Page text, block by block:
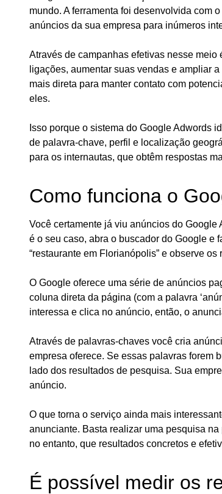
mundo. A ferramenta foi desenvolvida com
anúncios da sua empresa para inúmeros
Através de campanhas efetivas nesse
ligações, aumentar suas vendas e ampliar
mais direta para manter contato com
eles.
Isso porque o sistema do Google Adwords
de palavra-chave, perfil e localização
para os internautas, que obtêm respostas
Como funciona o
Você certamente já viu anúncios do
é o seu caso, abra o buscador do Google e
“restaurante em Florianópolis” e observe os
O Google oferece uma série de anúncios
coluna direta da página (com a palavra
interessa e clica no anúncio, então, o
Através de palavras-chaves você cria
empresa oferece. Se essas palavras forem
lado dos resultados de pesquisa. Sua
anúncio.
O que torna o serviço ainda mais
anunciante. Basta realizar uma pesquisa
no entanto, que resultados concretos e
É possível medir os